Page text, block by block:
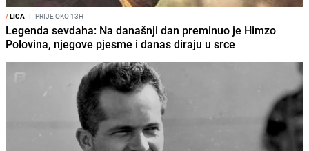
/LICA I PRIJE OKO 13H
Legenda sevdaha: Na današnji dan preminuo je Himzo
Polovina, njegove pjesme i danas diraju u srce